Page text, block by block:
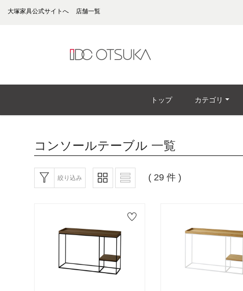
大塚家具公式サイトへ 店舗一覧
トップ カテゴリ
コンソールテーブル 一覧
絞り込み ( 29 件 )